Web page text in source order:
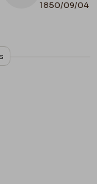
1850/09/04 -